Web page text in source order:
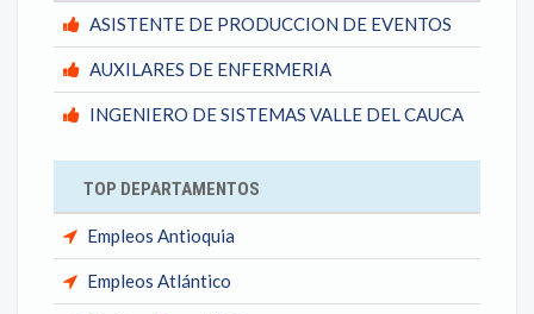
ASISTENTE DE PRODUCCION DE EVENTOS
AUXILARES DE ENFERMERIA
INGENIERO DE SISTEMAS VALLE DEL CAUCA
TOP DEPARTAMENTOS
Empleos Antioquia
Empleos Atlántico